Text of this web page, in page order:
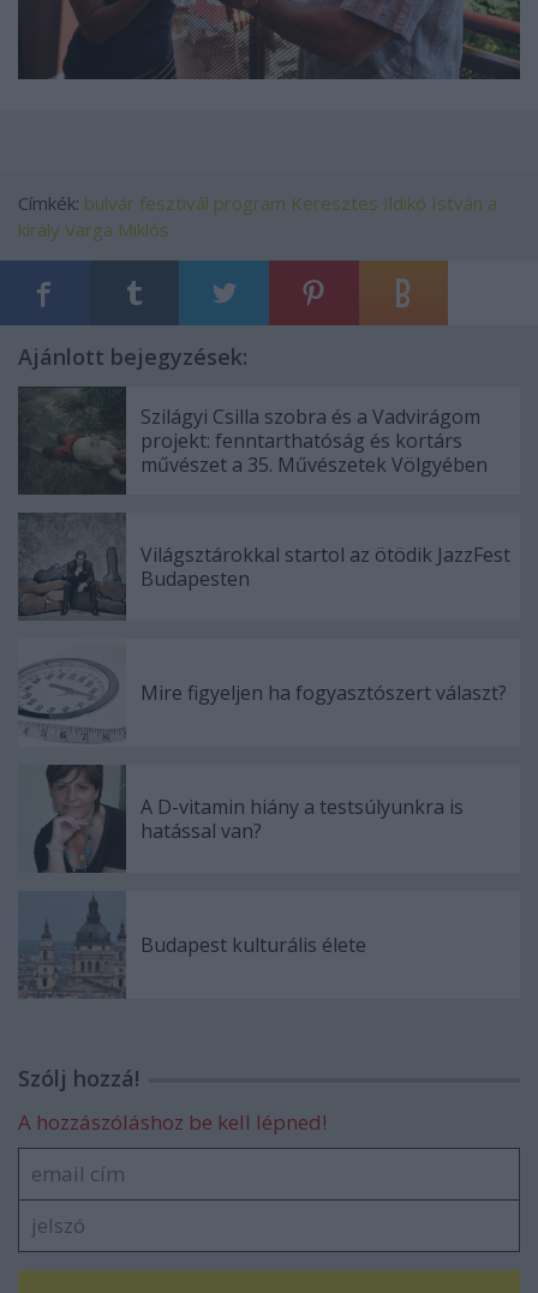
Címkék: bulvár fesztivál program Keresztes Ildikó István a
király Varga Miklós
Ajánlott bejegyzések:
Szilágyi Csilla szobra és a Vadvirágom
projekt: fenntarthatóság és kortárs
művészet a 35. Művészetek Völgyében
Világsztárokkal startol az ötödik JazzFest
Budapesten
Mire figyeljen ha fogyasztószert választ?
A D-vitamin hiány a testsúlyunkra is
hatással van?
Budapest kulturális élete
Szólj hozzá!
A hozzászóláshoz be kell lépned!